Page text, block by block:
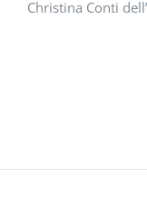
Christina Conti